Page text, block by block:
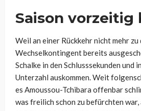
Saison vorzeitig
Weil an einer Rückkehr nicht mehr zu
Wechselkontingent bereits
Schalke in den Schlusssekunden und
Unterzahl auskommen. Weit
es Amoussou-Tchibara offenbar
was freilich schon zu befürchten